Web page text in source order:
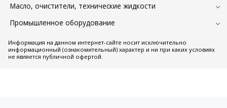
Масло, очистители, технические жидкости
Промышленное оборудование
Информация на данном интернет-сайте носит исключительно
информационный (ознакомительный) характер и ни при каких условиях
не является публичной офертой.